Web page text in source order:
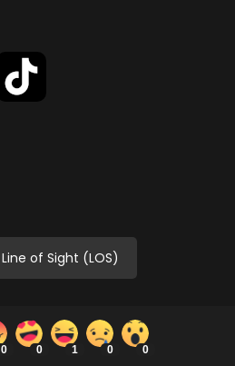
Line of Sight (LOS)
0 0 1 0 0